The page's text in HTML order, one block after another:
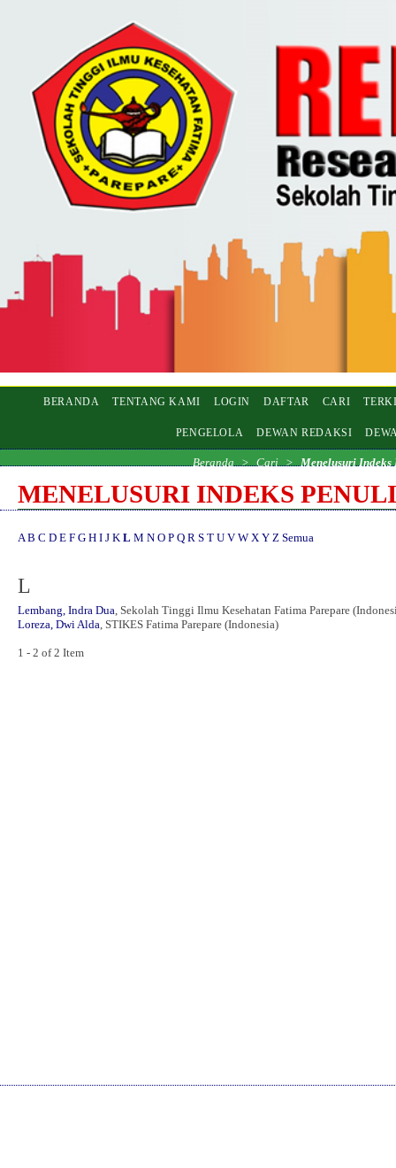
BERANDA TENTANG KAMI LOGIN DAFTAR CARI
PENGELOLA DEWAN REDAKSI
Beranda > Cari > Menelusuri Indeks
MENELUSURI INDEKS
A B C D E F G H I J K L M N O P Q R S T U V W X Y Z Semua
L
Lembang, Indra Dua , Sekolah Tinggi Ilmu Kesehatan Fatima Parepare
Loreza, Dwi Alda , STIKES Fatima Parepare (Indonesia)
1 - 2 of 2 Item